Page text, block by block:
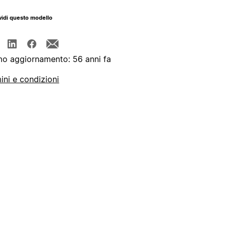
questo modello
aggiornamento: 56 anni fa
e condizioni